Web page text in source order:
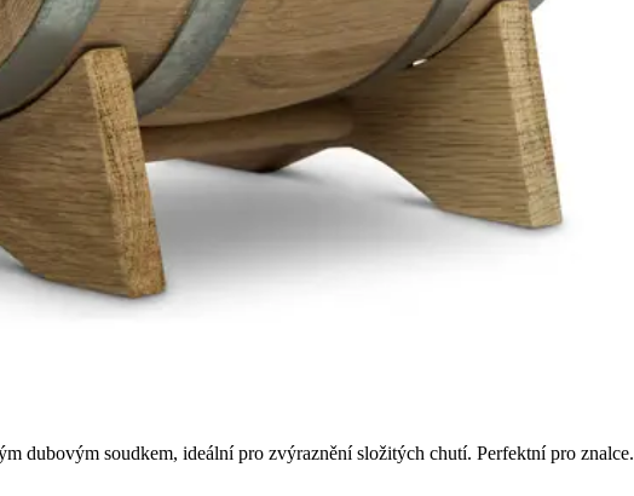
dubovým soudkem, ideální pro zvýraznění složitých chutí. Perfektní pro znalce.